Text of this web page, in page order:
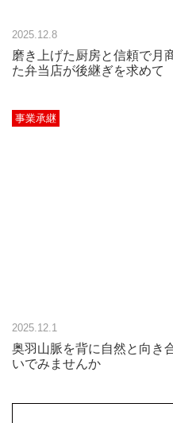
2025.12.8
磨き上げた厨房と信頼で月
た弁当店が後継ぎを求めて
事業承継
2025.12.1
奥羽山脈を背に自然と向き
いでみませんか